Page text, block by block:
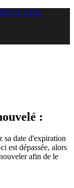
CE SITE
:
sa date d'expiration
est dépassée, alors
afin de le